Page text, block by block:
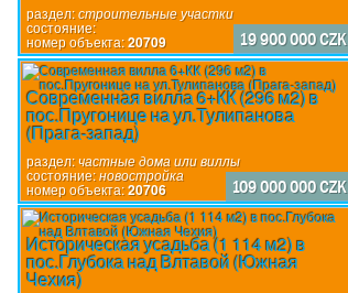
раздел:строительные участки
состояние:
номер объекта:20709 19 900 000 CZK
Современная вилла 6+КК (296 м2) в
пос.Пругонице на ул.Тулипанова
(Прага-запад)
раздел:частные дома или виллы
состояние:новостройка
номер объекта:20706 109 000 000 CZK
Историческая усадьба (1 114 м2) в
пос.Глубока над Влтавой (Южная
Чехия)